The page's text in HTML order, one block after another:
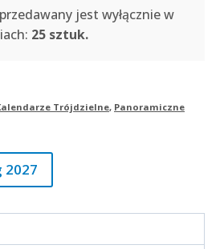
jest wyłącznie w
25 sztuk.
Trójdzielne, Panoramiczne
2027